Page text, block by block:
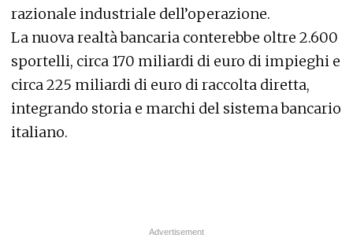
razionale industriale dell’operazione.
La nuova realtà bancaria conterebbe oltre 2.600
sportelli, circa 170 miliardi di euro di impieghi e
circa 225 miliardi di euro di raccolta diretta,
integrando storia e marchi del sistema bancario
italiano.